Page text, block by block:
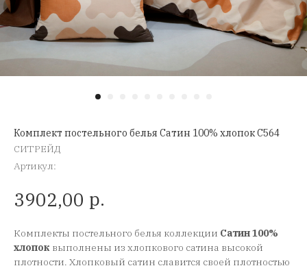
Комплект постельного белья Сатин 100% хлопок C564
СИТРЕЙД
Артикул:
3902,00 р.
Комплекты постельного белья коллекции Сатин 100%
хлопок выполнены из хлопкового сатина высокой
плотности. Хлопковый сатин славится своей плотностью